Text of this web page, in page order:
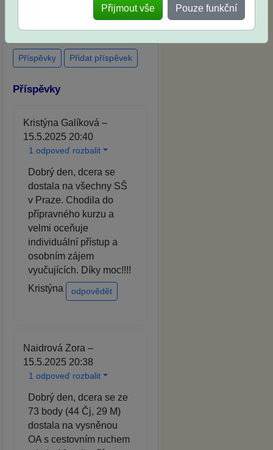
po skutečných přijímacích
zkouškách
Přijmout vše Pouze funkční
Příspěvky Přidat příspěvek
Příspěvky
Kristýna Galíková –
15.5.2025 20:40
1 odpoveď rozbalit
Dobrý den, dcera se
dostala na všechny SŠ
v Praze. Chodila do
přípravného kurzu a
velmi oceňuje
individuální přístup a
osobním zájem
vyučujících. Díky moc!!!!
Kristýna
odpovědět
Naidrová Zora –
15.5.2025 20:38
1 odpoveď rozbalit
Dobrý den, dcera se ze
73 body (44 Čj, 29 M)
dostala na vysněnou
OA s cestovním ruchem